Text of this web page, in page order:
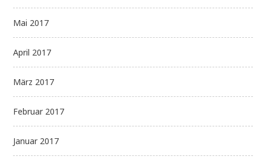
Mai 2017
April 2017
März 2017
Februar 2017
Januar 2017